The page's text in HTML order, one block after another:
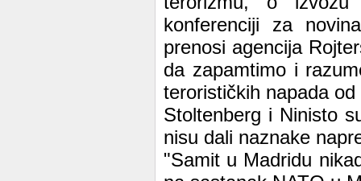
konferenciji za
prenosi agencija
da zapamtimo i
terorističkih napada od
Stoltenberg i Ninisto
nisu dali naznake
"Samit u Madridu